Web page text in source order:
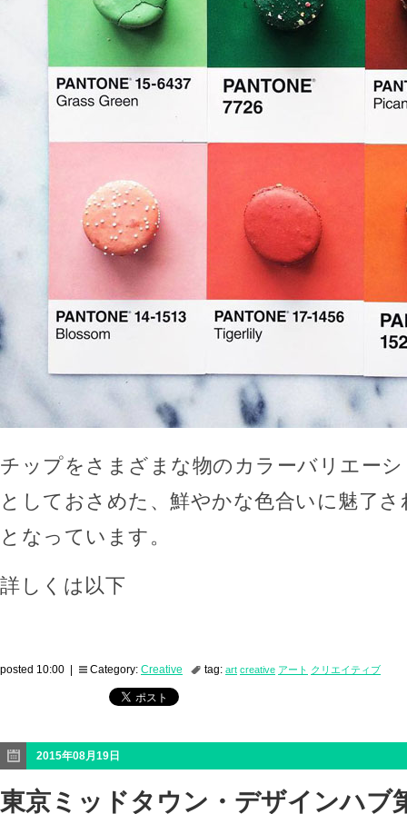
チップをさまざまな物のカラーバリエー
としておさめた、鮮やかな色合いに魅了
となっています。
詳しくは以下
posted 10:00 | Category: Creative tag: art creative アート クリエイティブ
2015年08月19日
東京ミッドタウン・デザインハブ